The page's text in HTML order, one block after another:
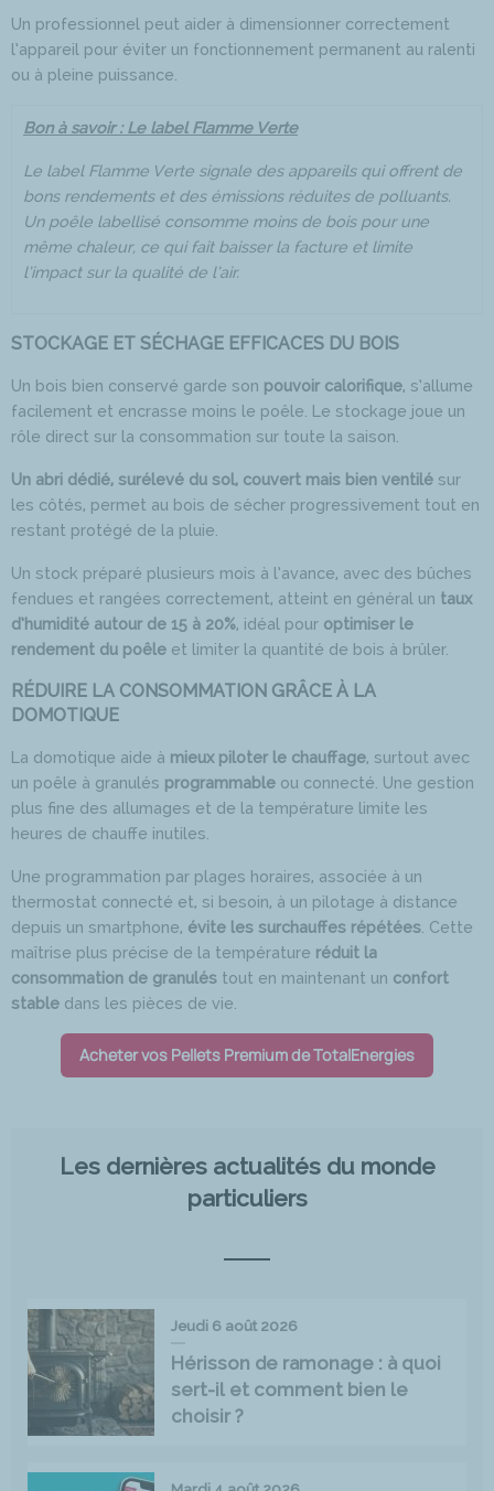
Un professionnel peut aider à dimensionner correctement
l’appareil pour éviter un fonctionnement permanent au ralenti
ou à pleine puissance.
Bon à savoir : Le label Flamme Verte
Le label Flamme Verte signale des appareils qui offrent de
bons rendements et des émissions réduites de polluants.
Un poêle labellisé consomme moins de bois pour une
même chaleur, ce qui fait baisser la facture et limite
l’impact sur la qualité de l’air.
STOCKAGE ET SÉCHAGE EFFICACES DU BOIS
Un bois bien conservé garde son pouvoir calorifique, s’allume
facilement et encrasse moins le poêle. Le stockage joue un
rôle direct sur la consommation sur toute la saison.
Un abri dédié, surélevé du sol, couvert mais bien ventilé sur
les côtés, permet au bois de sécher progressivement tout en
restant protégé de la pluie.
Un stock préparé plusieurs mois à l’avance, avec des bûches
fendues et rangées correctement, atteint en général un taux
d’humidité autour de 15 à 20%, idéal pour optimiser le
rendement du poêle et limiter la quantité de bois à brûler.
RÉDUIRE LA CONSOMMATION GRÂCE À LA
DOMOTIQUE
La domotique aide à mieux piloter le chauffage, surtout avec
un poêle à granulés programmable ou connecté. Une gestion
plus fine des allumages et de la température limite les
heures de chauffe inutiles.
Une programmation par plages horaires, associée à un
thermostat connecté et, si besoin, à un pilotage à distance
depuis un smartphone, évite les surchauffes répétées . Cette
maîtrise plus précise de la température réduit la
consommation de granulés tout en maintenant un confort
stable dans les pièces de vie.
Acheter vos Pellets Premium de TotalEnergies
Les dernières actualités du monde
particuliers
Jeudi 6 août 2026
Hérisson de ramonage : à quoi
sert-il et comment bien le
choisir ?